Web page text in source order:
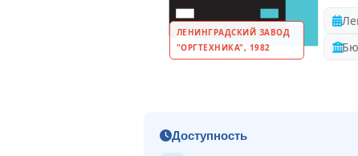
ЛЕНИНГРАДСКИЙ ЗАВОД
"ОРГТЕХНИКА", 1982
Доступность